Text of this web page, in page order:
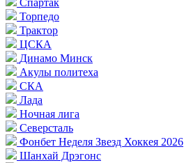
Спартак
Торпедо
Трактор
ЦСКА
Динамо Минск
Акулы политеха
СКА
Лада
Ночная лига
Северсталь
Фонбет Неделя Звезд Хоккея 2026
Шанхай Дрэгонс